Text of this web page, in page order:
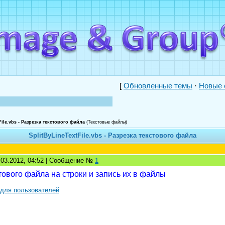
[ Обновленные темы · Новые
- Разрезка текстового файла (Текстовые файлы)
SplitByLineTextFile.vbs - Разрезка текстового файла
04:52 | Сообщение № 1
файла на строки и запись их в файлы
пользователей